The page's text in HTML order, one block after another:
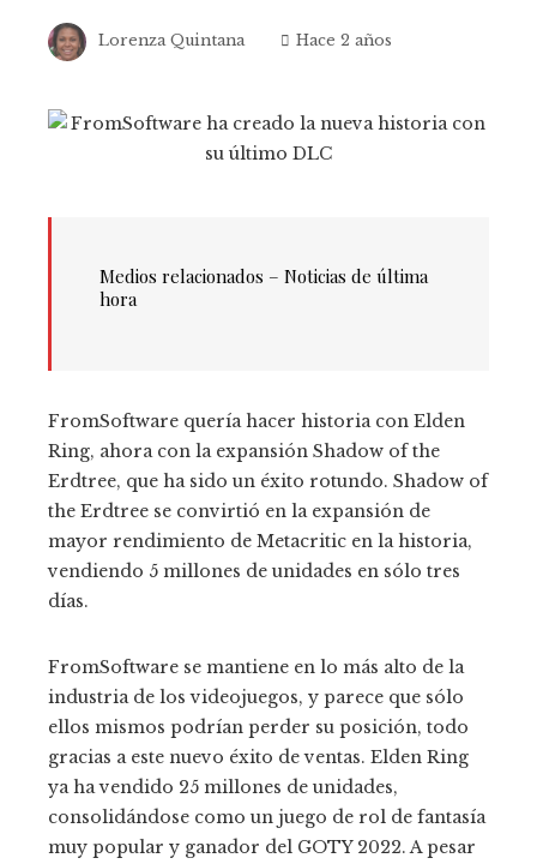
Lorenza Quintana Hace 2 años
Medios relacionados – Noticias de última
hora
FromSoftware quería hacer historia con Elden
Ring, ahora con la expansión Shadow of the
Erdtree, que ha sido un éxito rotundo. Shadow of
the Erdtree se convirtió en la expansión de
mayor rendimiento de Metacritic en la historia,
vendiendo 5 millones de unidades en sólo tres
días.
FromSoftware se mantiene en lo más alto de la
industria de los videojuegos, y parece que sólo
ellos mismos podrían perder su posición, todo
gracias a este nuevo éxito de ventas. Elden Ring
ya ha vendido 25 millones de unidades,
consolidándose como un juego de rol de fantasía
muy popular y ganador del GOTY 2022. A pesar